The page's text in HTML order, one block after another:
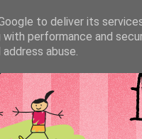
to deliver its
with performance and
abuse.